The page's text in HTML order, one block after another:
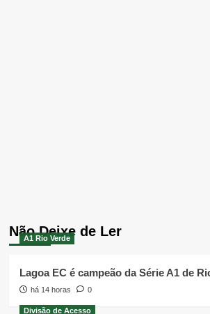
Não Deixe de Ler
A1 Rio Verde
Lagoa EC é campeão da Série A1 de
há 14 horas 0
Divisão de Acesso